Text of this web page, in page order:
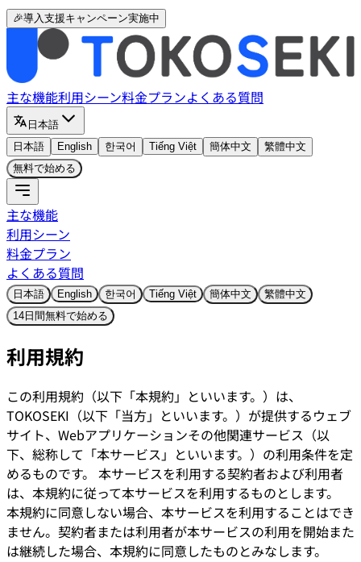
🎉導入支援キャンペーン実施中
主な機能利用シーン料金プランよくある質問
日本語
日本語
English 한국어 Tiếng Việt 簡体中文
繁體中文
無料で始める
主な機能
利用シーン
料金プラン
よくある質問
日本語 English 한국어 Tiếng Việt 簡体中文
繁體中文
14日間無料で始める
利用規約
この利用規約（以下「本規約」といいます。）は、
TOKOSEKI（以下「当方」といいます。）が提供するウェブ
サイト、Webアプリケーションその他関連サービス（以
下、総称して「本サービス」といいます。）の利用条件を定
めるものです。 本サービスを利用する契約者および利用者
は、本規約に従って本サービスを利用するものとします。
本規約に同意しない場合、本サービスを利用することはでき
ません。契約者または利用者が本サービスの利用を開始また
は継続した場合、本規約に同意したものとみなします。